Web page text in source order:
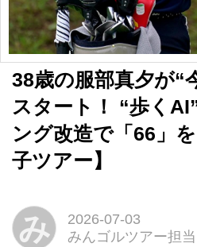
38歳の服部真夕が“
スタート！ “歩く
ング改造で「66」
子ツアー】
み
2026-07-03
みんゴルツアー担当